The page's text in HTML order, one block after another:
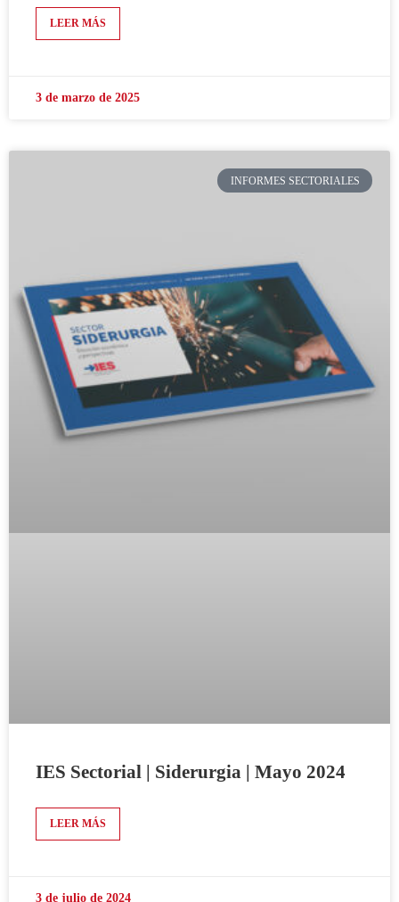
LEER MÁS
3 de marzo de 2025
INFORMES SECTORIALES
IES Sectorial | Siderurgia | Mayo 2024
LEER MÁS
3 de julio de 2024